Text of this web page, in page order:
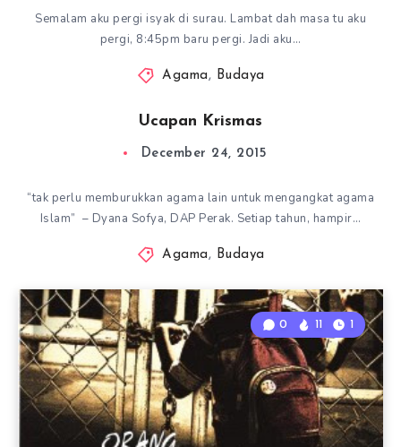
Semalam aku pergi isyak di surau. Lambat dah masa tu aku
pergi, 8:45pm baru pergi. Jadi aku…
Agama, Budaya
Ucapan Krismas
December 24, 2015
“tak perlu memburukkan agama lain untuk mengangkat agama
Islam” – Dyana Sofya, DAP Perak. Setiap tahun, hampir…
Agama, Budaya
0 11 1